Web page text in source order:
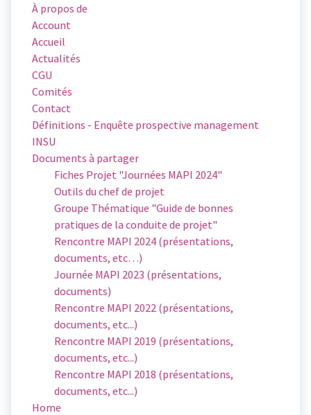
À propos de
Account
Accueil
Actualités
CGU
Comités
Contact
Définitions - Enquête prospective management
INSU
Documents à partager
Fiches Projet "Journées MAPI 2024"
Outils du chef de projet
Groupe Thématique "Guide de bonnes
pratiques de la conduite de projet"
Rencontre MAPI 2024 (présentations,
documents, etc…)
Journée MAPI 2023 (présentations,
documents)
Rencontre MAPI 2022 (présentations,
documents, etc...)
Rencontre MAPI 2019 (présentations,
documents, etc...)
Rencontre MAPI 2018 (présentations,
documents, etc...)
Home